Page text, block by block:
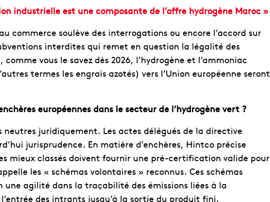
industrielle est une composante de l’offre hydrogène Maroc »
commerce soulève des interrogations ou encore l’accord sur
interdites qui remet en question la légalité des
vous le savez dès 2026, l’hydrogène et l’ammoniac
termes les engrais azotés) vers l’Union européenne seront
européennes dans le secteur de l’hydrogène vert ?
neutres juridiquement. Les actes délégués de la directive
jurisprudence. En matière d’enchères, Hintco précise
mieux classés doivent fournir une pré-certification valide pour
les « schémas volontaires » reconnus. Ces schémas
une agilité dans la traçabilité des émissions liées à la
des intrants jusqu’à la sortie du produit fini.